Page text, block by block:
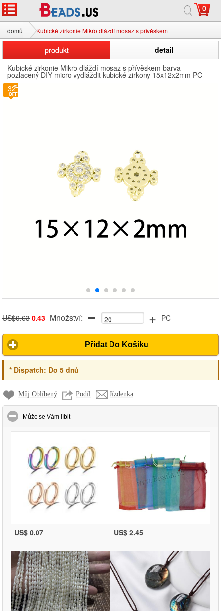
0
domů Kubické zirkonie Mikro dláždí mosaz s přívěskem
produkt
detail
Kubické zirkonie Mikro dláždí mosaz s přívěskem barva
pozlacený DIY micro vydláždit kubické zirkony 15x12x2mm PC
US$0.63 0.43 Množství: + PC
Přidat Do Košíku
*Dispatch: Do 5 dnů
Můj Oblíbený Podíl Jízdenka
Může se Vám líbitclick to collapse contents
US$ 0.07 US$ 2.45